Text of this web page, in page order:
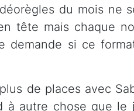
du mois ne
tête mais chaque
demande si ce
de places avec
à autre chose que le